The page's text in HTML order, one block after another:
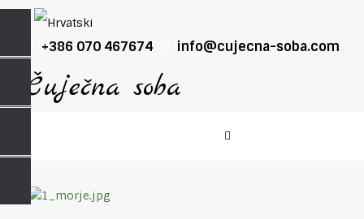
+386 070 467674 info@cujecna-soba.com